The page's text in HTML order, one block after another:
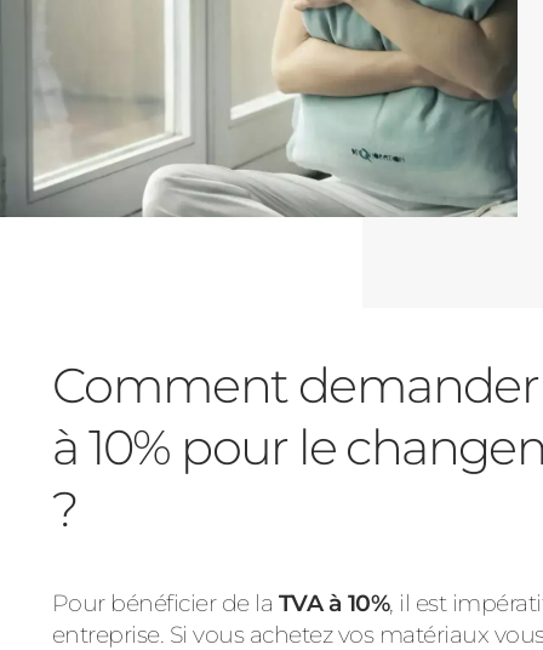
Comment demander
à 10% pour le
?
Pour bénéficier de la TVA à 10%, il est
entreprise. Si vous achetez vos matériaux